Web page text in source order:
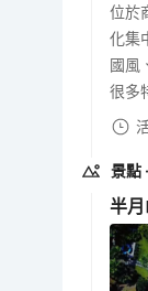
位於
化集
國風
很多
景點
半